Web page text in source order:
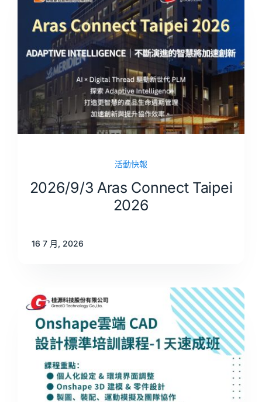
活動快報
2026/9/3 Aras Connect Taipei
2026
16 7 月, 2026